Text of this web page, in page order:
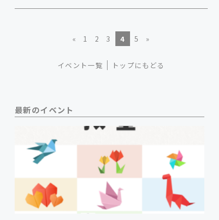
« 1 2 3 4 5 »
イベント一覧 トップにもどる
最新のイベント